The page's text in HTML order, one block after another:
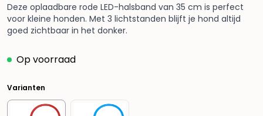
Deze oplaadbare rode LED-halsband van 35 cm is perfect
voor kleine honden. Met 3 lichtstanden blijft je hond altijd
goed zichtbaar in het donker.
Op voorraad
Varianten